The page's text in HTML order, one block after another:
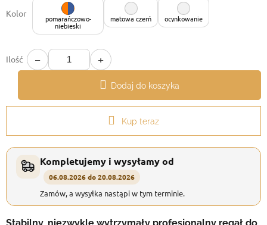
Kolor pomarańczowo-
niebieski
matowa czerń ocynkowanie
Ilość − +
Dodaj do koszyka
Kup teraz
Kompletujemy i wysyłamy od
06.08.2026 do 20.08.2026
Zamów, a wysyłka nastąpi w tym terminie.
Stabilny, niezwykle wytrzymały profesjonalny regał do